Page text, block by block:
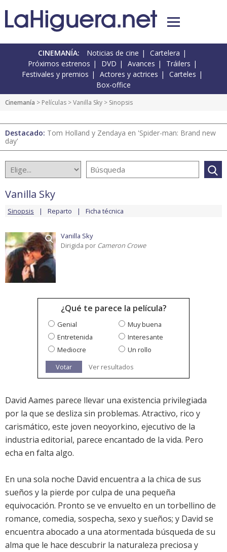
CINEMANÍA: Noticias de cine
Cartelera
Próximos estrenos
DVD Avances
Tráilers
Festivales y premios
Actores y actrices
Carteles
Box-office
Cinemanía > Películas >Vanilla Sky > Sinopsis
Destacado: Tom Holland y Zendaya en 'Spider-man: Brand new
day'
Vanilla Sky
Sinopsis Reparto Ficha técnica
Vanilla Sky
Dirigida por Cameron Crowe
¿Qué te parece la película?
Genial
Muy buena
Entretenida
Interesante
Mediocre
Un rollo
Votar
Ver resultados
David Aames parece llevar una existencia privilegiada
por la que se desliza sin problemas. Atractivo, rico y
carismático, este joven neoyorkino, ejecutivo de la
industria editorial, parece encantado de la vida. Pero
echa en falta algo.
En una sola noche David encuentra a la chica de sus
sueños y la pierde por culpa de una pequeña
equivocación. Pronto se ve envuelto en un torbellino de
romance, comedia, sospecha, sexo y sueños; y David se
encuentra abocado a una atormentada búsqueda de su
alma que le hace descubrir la naturaleza preciosa y